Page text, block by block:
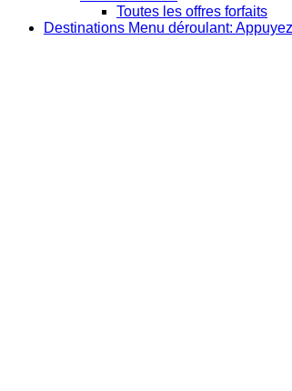
Toutes les offres forfaits
Destinations Menu déroulant: